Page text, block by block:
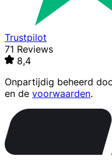
Trustpilot
71 Reviews
8,4
Onpartijdig beheerd
en de voorwaarden.